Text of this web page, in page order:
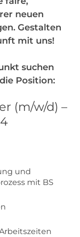
neuen
Gestalten
mit uns!
suchen
Position:
(m/w/d) –
und
mit BS